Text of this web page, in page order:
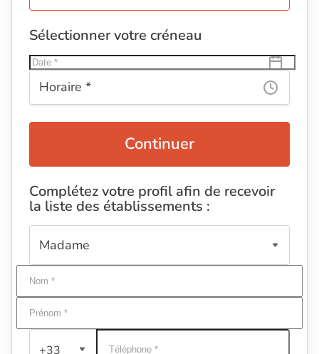
Sélectionner votre créneau
Continuer
Complétez votre profil afin de recevoir
la liste des établissements :
+33